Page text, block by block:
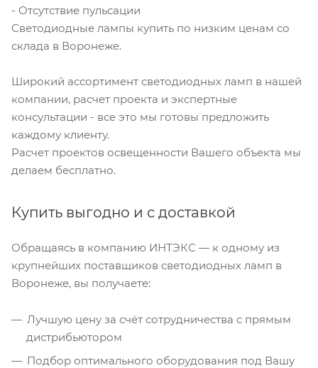
- Отсутствие пульсации
Светодиодные лампы купить по низким ценам со
склада в Воронеже.
Широкий ассортимент светодиодных ламп в нашей
компании, расчет проекта и экспертные
консультации - все это мы готовы предложить
каждому клиенту.
Расчет проектов освещенности Вашего объекта мы
делаем бесплатно.
Купить выгодно и с доставкой
Обращаясь в компанию ИНТЭКС — к одному из
крупнейших поставщиков светодиодных ламп в
Воронеже, вы получаете:
Лучшую цену за счёт сотрудничества с прямым
дистрибьютором
Подбор оптимального оборудования под Вашу